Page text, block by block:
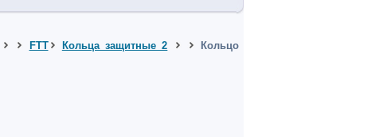
уплотнительные
FTT Кольца защитные 2
Кольцо